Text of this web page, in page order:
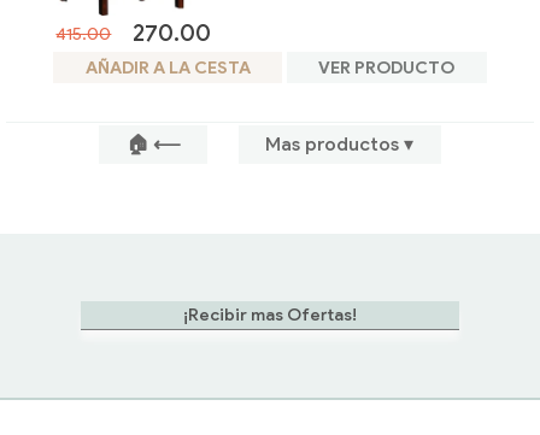
415.00 270.00
AÑADIR A LA CESTA VER PRODUCTO
🏠 ⟵ Mas productos ▾